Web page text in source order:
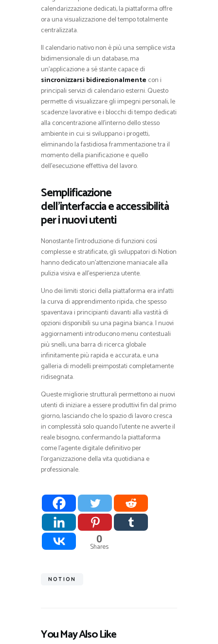
calendarizzazione dedicati, la piattaforma offre
ora una visualizzazione del tempo totalmente
centralizzata.
Il calendario nativo non è più una semplice vista
bidimensionale di un database, ma
un’applicazione a sé stante capace di
sincronizzarsi bidirezionalmente con i
principali servizi di calendario esterni. Questo
permette di visualizzare gli impegni personali, le
scadenze lavorative e i blocchi di tempo dedicati
alla concentrazione all’interno dello stesso
ambiente in cui si sviluppano i progetti,
eliminando la fastidiosa frammentazione tra il
momento della pianificazione e quello
dell’esecuzione effettiva del lavoro.
Semplificazione
dell’interfaccia e accessibilità
per i nuovi utenti
Nonostante l’introduzione di funzioni così
complesse e stratificate, gli sviluppatori di Notion
hanno dedicato un’attenzione maniacale alla
pulizia visiva e all’esperienza utente.
Uno dei limiti storici della piattaforma era infatti
la curva di apprendimento ripida, che spesso
spaventava i principianti davanti alla vastità di
opzioni disponibili su una pagina bianca. I nuovi
aggiornamenti introducono menu contestuali
più snelli, una barra di ricerca globale
infinitamente più rapida e accurata, e una
galleria di modelli preimpostati completamente
ridisegnata.
Queste migliorie strutturali permettono ai nuovi
utenti di iniziare a essere produttivi fin dal primo
giorno, lasciando che lo spazio di lavoro cresca
in complessità solo quando l’utente ne avverte il
reale bisogno, confermando la piattaforma
come l’agente digitale definitivo per
l’organizzazione della vita quotidiana e
professionale.
0
Shares
NOTION
You May Also Like